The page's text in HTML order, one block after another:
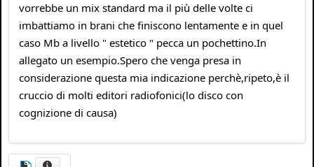
vorrebbe un mix standard ma il più delle volte ci
imbattiamo in brani che finiscono lentamente e in quel
caso Mb a livello " estetico " pecca un pochettino.In
allegato un esempio.Spero che venga presa in
considerazione questa mia indicazione perchè,ripeto,è il
cruccio di molti editori radiofonici(lo disco con
cognizione di causa)